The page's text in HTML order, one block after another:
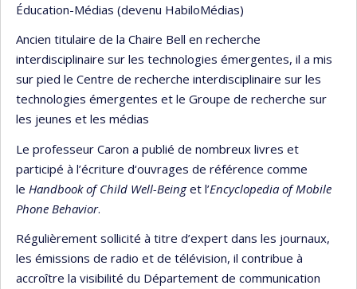
Éducation-Médias (devenu HabiloMédias)
Ancien titulaire de la Chaire Bell en recherche
interdisciplinaire sur les technologies émergentes, il a mis
sur pied le Centre de recherche interdisciplinaire sur les
technologies émergentes et le Groupe de recherche sur
les jeunes et les médias
Le professeur Caron a publié de nombreux livres et
participé à l’écriture d‘ouvrages de référence comme
le Handbook of Child Well-Beinget l’Encyclopedia of Mobile
Phone Behavior.
Régulièrement sollicité à titre d’expert dans les journaux,
les émissions de radio et de télévision, il contribue à
accroître la visibilité du Département de communication